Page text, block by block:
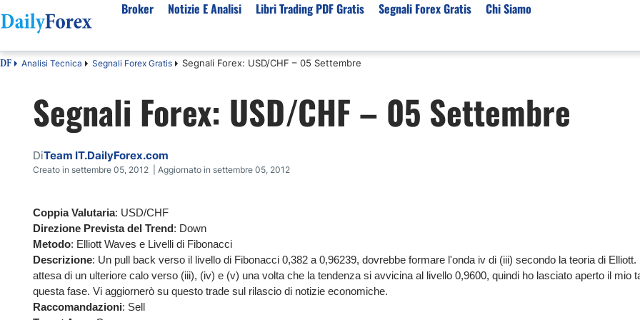
Broker
Bot Trading Automatico
Trading Bonus Senza Deposito
Consob Lista Broker Autorizzati
Broker No Esma
Broker con Spread 0
App di trading
Migliori Broker Forex
Broker con Leva Alta
Segnali Trading
Copy Trading Forex
Notizie E Analisi
Quotazione EUR USD Real Time
Previsioni S&P500 Oggi
Previsioni Nasdaq 100 Oggi
Previsione Quotazione XAUUSD Oro
Tutte le Valute Disponibili
Tutte le Materie Prime Disponibili
Tutti gli Indici Disponibili
Previsioni Forex Oggi
Mercato Azionario Oggi
Libri Trading PDF Gratis Segnali Forex Gratis Chi Siamo
Chi Siamo
Politica editoriale
Come Guadagniamo Soldi
La Nostra Metodologia
Perché Fidarsi di Noi
DF Analisi Tecnica Segnali Forex Gratis Segnali Forex: USD/CHF – 05 Settembre
Segnali Forex: USD/CHF – 05 Settembre
DiTeam IT.DailyForex.com
Creato in settembre 05, 2012 | Aggiornato in settembre 05, 2012
Coppia Valutaria: USD/CHF
Direzione Prevista del Trend: Down
Metodo: Elliott Waves e Livelli di Fibonacci
Descrizione: Un pull back verso il livello di Fibonacci 0,382 a 0,96239, dovrebbe formare l'onda iv di (iii) secondo la teoria di Elliott.
attesa di un ulteriore calo verso (iii), (iv) e (v) una volta che la tendenza si avvicina al livello 0,9600, quindi ho lasciato aperto il mio
questa fase. Vi aggiornerò su questo trade sul rilascio di notizie economiche.
Raccomandazioni: Sell